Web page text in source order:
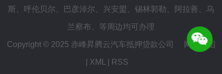
斯 呼伦贝尔 巴彦淖尔 兴安盟 锡林郭勒 阿拉善 乌
兰察布 、等周边均可办理
Copyright © 2025 赤峰昇腾云汽车抵押贷款公司 网站地图
XML RSS